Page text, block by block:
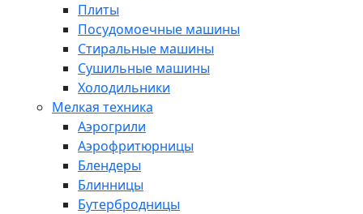
Плиты
Посудомоечные машины
Стиральные машины
Сушильные машины
Холодильники
Мелкая техника
Аэрогрили
Аэрофритюрницы
Блендеры
Блинницы
Бутербродницы